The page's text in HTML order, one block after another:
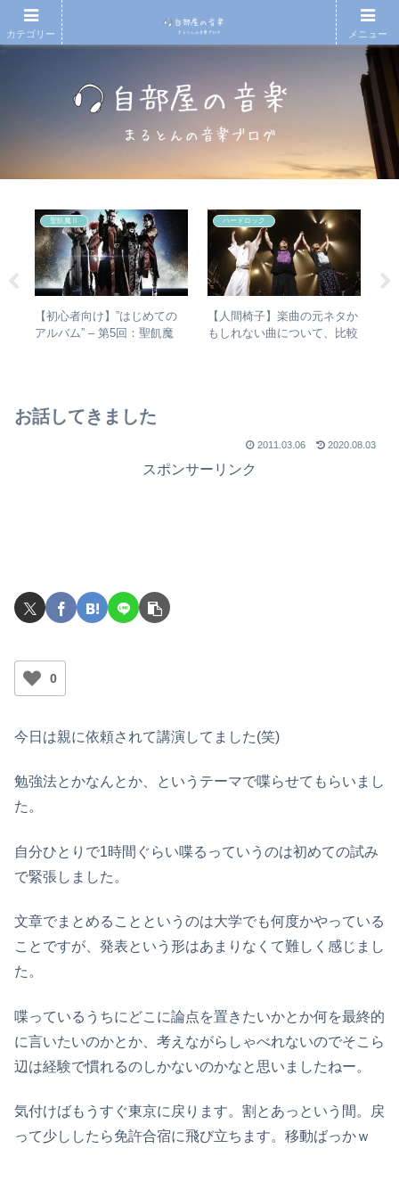
聖飢魔Ⅱ
【初心者向け】”はじめての
アルバム” – 第5回：聖飢魔
ハードロック
【人間椅子】楽曲の元ネタか
もしれない曲について、比較
お話してきました
2011.03.06 2020.08.03
スポンサーリンク
0
今日は親に依頼されて講演してました(笑)
勉強法とかなんとか、というテーマで喋らせてもらいまし
た。
自分ひとりで1時間ぐらい喋るっていうのは初めての試み
で緊張しました。
文章でまとめることというのは大学でも何度かやっている
ことですが、発表という形はあまりなくて難しく感じまし
た。
喋っているうちにどこに論点を置きたいかとか何を最終的
に言いたいのかとか、考えながらしゃべれないのでそこら
辺は経験で慣れるのしかないのかなと思いましたねー。
気付けばもうすぐ東京に戻ります。割とあっという間。戻
って少ししたら免許合宿に飛び立ちます。移動ばっかｗ
カテゴリー メニュー